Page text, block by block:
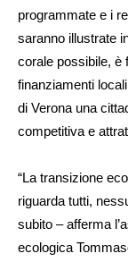
programmate e i
saranno illustrate
corale possibile, è
finanziamenti
di Verona una
competitiva e
“La transizione
riguarda tutti,
subito – afferma
ecologica